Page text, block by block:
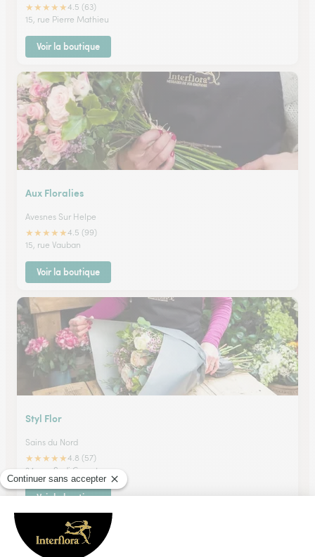
★★★★★4.5 (63)
15, rue Pierre Mathieu
Voir la boutique
Aux Floralies
Avesnes Sur Helpe
★★★★★4.5 (99)
15, rue Vauban
Voir la boutique
Styl Flor
Sains du Nord
★★★★★4.8 (57)
24, rue Sadi Carnot
Voir la boutique